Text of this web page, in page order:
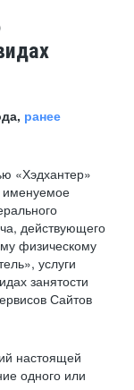
ранее
«Хэдхантер»
действующего
физическому
услуги
занятости
Сайтов
настоящей
одного или